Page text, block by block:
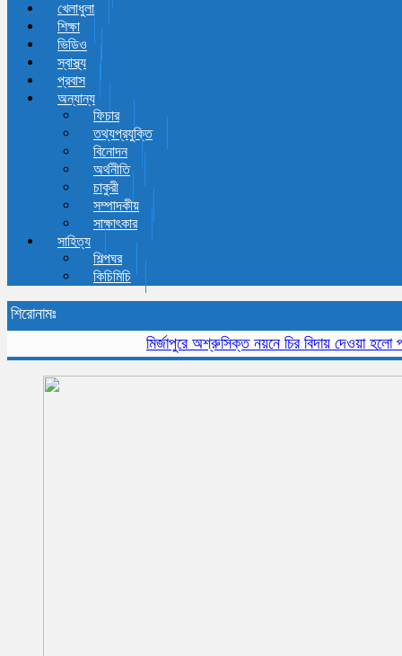
খেলাধুলা
শিক্ষা
ভিডিও
স্বাস্থ্য
প্রবাস
অন্যান্য
ফিচার
তথ্যপ্রযুক্তি
বিনোদন
অর্থনীতি
চাকুরী
সম্পাদকীয়
সাক্ষাৎকার
সাহিত্য
শিল্পঘর
কিচিমিচি
শিরোনামঃ
মির্জাপুরে অশ্রুসিক্ত নয়নে চির বিদায় দেওয়া হলো প্রবীন